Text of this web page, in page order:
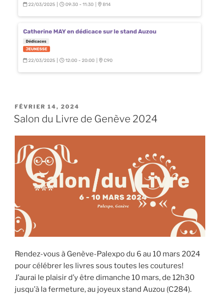
PUBLIÉ
LE
FÉVRIER 14, 2024
Salon du Livre de Genève 2024
Rendez-vous à Genève-Palexpo du 6 au 10 mars 2024
pour célébrer les livres sous toutes les coutures!
J’aurai le plaisir d’y être dimanche 10 mars, de 12h30
jusqu’à la fermeture, au joyeux stand Auzou (C284).